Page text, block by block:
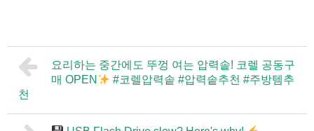
요리하는 중간에도 뚜껑 여는 압력솥! 코렐 공동구
매 OPEN
#코렐압력솥 #압력솥추천 #주방템추
천